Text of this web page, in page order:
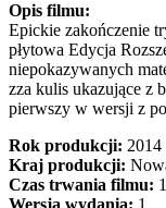
Opis filmu:
Epickie zakończenie
płytowa Edycja
niepokazywanych
zza kulis ukazujące z
pierwszy w wersji z
Rok produkcji: 2014
Kraj produkcji:
Czas trwania filmu:
Wersja wydania: 1